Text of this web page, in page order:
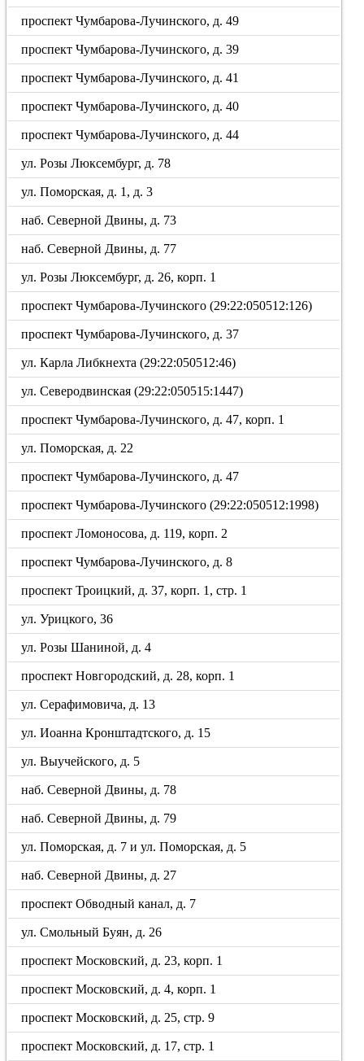
проспект Чумбарова-Лучинского, д. 49
проспект Чумбарова-Лучинского, д. 39
проспект Чумбарова-Лучинского, д. 41
проспект Чумбарова-Лучинского, д. 40
проспект Чумбарова-Лучинского, д. 44
ул. Розы Люксембург, д. 78
ул. Поморская, д. 1, д. 3
наб. Северной Двины, д. 73
наб. Северной Двины, д. 77
ул. Розы Люксембург, д. 26, корп. 1
проспект Чумбарова-Лучинского (29:22:050512:126)
проспект Чумбарова-Лучинского, д. 37
ул. Карла Либкнехта (29:22:050512:46)
ул. Северодвинская (29:22:050515:1447)
проспект Чумбарова-Лучинского, д. 47, корп. 1
ул. Поморская, д. 22
проспект Чумбарова-Лучинского, д. 47
проспект Чумбарова-Лучинского (29:22:050512:1998)
проспект Ломоносова, д. 119, корп. 2
проспект Чумбарова-Лучинского, д. 8
проспект Троицкий, д. 37, корп. 1, стр. 1
ул. Урицкого, 36
ул. Розы Шаниной, д. 4
проспект Новгородский, д. 28, корп. 1
ул. Серафимовича, д. 13
ул. Иоанна Кронштадтского, д. 15
ул. Выучейского, д. 5
наб. Северной Двины, д. 78
наб. Северной Двины, д. 79
ул. Поморская, д. 7 и ул. Поморская, д. 5
наб. Северной Двины, д. 27
проспект Обводный канал, д. 7
ул. Смольный Буян, д. 26
проспект Московский, д. 23, корп. 1
проспект Московский, д. 4, корп. 1
проспект Московский, д. 25, стр. 9
проспект Московский, д. 17, стр. 1